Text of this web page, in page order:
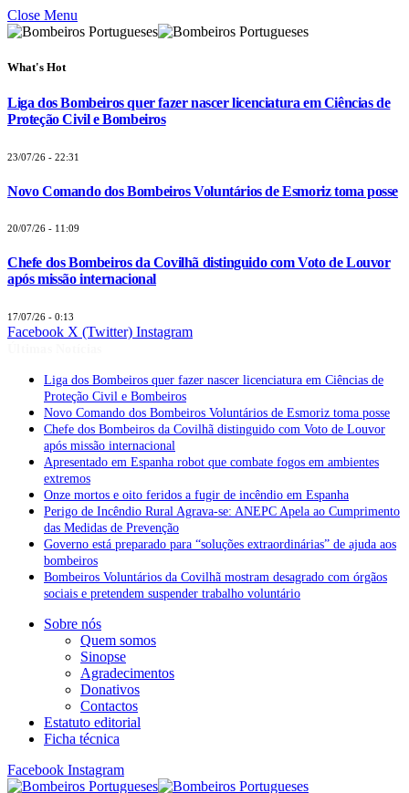
Close Menu
What's Hot
Liga dos Bombeiros quer fazer nascer licenciatura em Ciências de
Proteção Civil e Bombeiros
23/07/26 - 22:31
Novo Comando dos Bombeiros Voluntários de Esmoriz toma posse
20/07/26 - 11:09
Chefe dos Bombeiros da Covilhã distinguido com Voto de Louvor
após missão internacional
17/07/26 - 0:13
Facebook X (Twitter) Instagram
Liga dos Bombeiros quer fazer nascer licenciatura em Ciências de
Proteção Civil e Bombeiros
Novo Comando dos Bombeiros Voluntários de Esmoriz toma posse
Chefe dos Bombeiros da Covilhã distinguido com Voto de Louvor
após missão internacional
Apresentado em Espanha robot que combate fogos em ambientes
extremos
Onze mortos e oito feridos a fugir de incêndio em Espanha
Perigo de Incêndio Rural Agrava-se: ANEPC Apela ao Cumprimento
das Medidas de Prevenção
Governo está preparado para “soluções extraordinárias” de ajuda aos
bombeiros
Bombeiros Voluntários da Covilhã mostram desagrado com órgãos
sociais e pretendem suspender trabalho voluntário
Sobre nós
Quem somos
Sinopse
Agradecimentos
Donativos
Contactos
Estatuto editorial
Ficha técnica
Facebook Instagram